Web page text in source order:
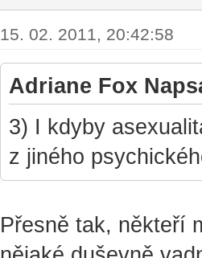
15. 02. 2011, 20:42:58
Adriane Fox
3) I kdyby
z jiného
Přesně tak, někteří